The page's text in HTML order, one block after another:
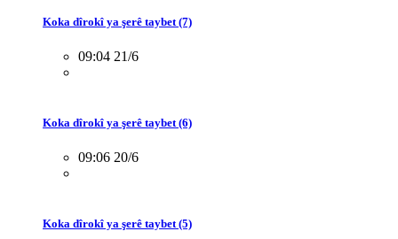
Koka dîrokî ya şerê taybet (7)
09:04 21/6
Koka dîrokî ya şerê taybet (6)
09:06 20/6
Koka dîrokî ya şerê taybet (5)